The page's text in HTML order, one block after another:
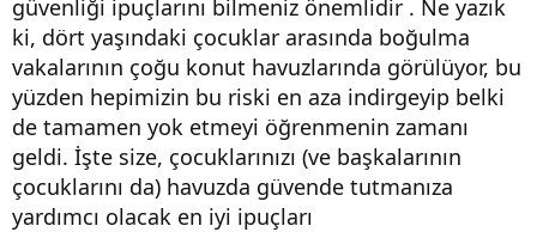
n
i
güvenliği ipuçlarını bilmeniz önemlidir . Ne yazık
ki, dört yaşındaki çocuklar arasında boğulma
vakalarının çoğu konut havuzlarında görülüyor, bu
yüzden hepimizin bu riski en aza indirgeyip belki
de tamamen yok etmeyi öğrenmenin zamanı
geldi. İşte size, çocuklarınızı (ve başkalarının
çocuklarını da) havuzda güvende tutmanıza
yardımcı olacak en iyi ipuçları